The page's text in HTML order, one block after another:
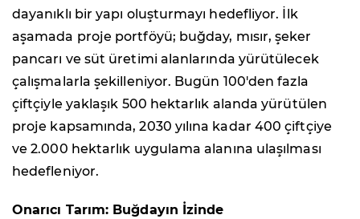
dayanıklı bir yapı oluşturmayı hedefliyor. İlk
aşamada proje portföyü; buğday, mısır, şeker
pancarı ve süt üretimi alanlarında yürütülecek
çalışmalarla şekilleniyor. Bugün 100'den fazla
çiftçiyle yaklaşık 500 hektarlık alanda yürütülen
proje kapsamında, 2030 yılına kadar 400 çiftçiye
ve 2.000 hektarlık uygulama alanına ulaşılması
hedefleniyor.
Onarıcı Tarım: Buğdayın İzinde